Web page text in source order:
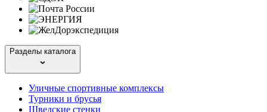
Разделы каталога
Уличные спортивные комплексы
Турники и брусья
Шведские стенки